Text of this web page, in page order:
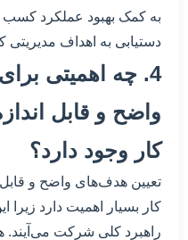
به کمک بهبود عملکرد کسب
دستیابی به اهداف
4. چه اهمیتی
واضح و قابل
کار وجود دارد؟
تعیین هدف‌های واضح و
کار بسیار اهمیت دارد
راهبرد کلی شرکت